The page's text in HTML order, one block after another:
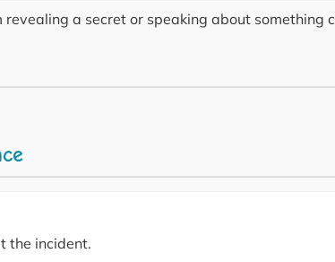
a secret or speaking about something
the incident.